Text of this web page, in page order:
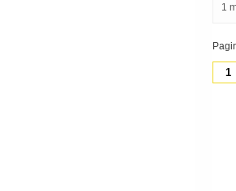
1
1